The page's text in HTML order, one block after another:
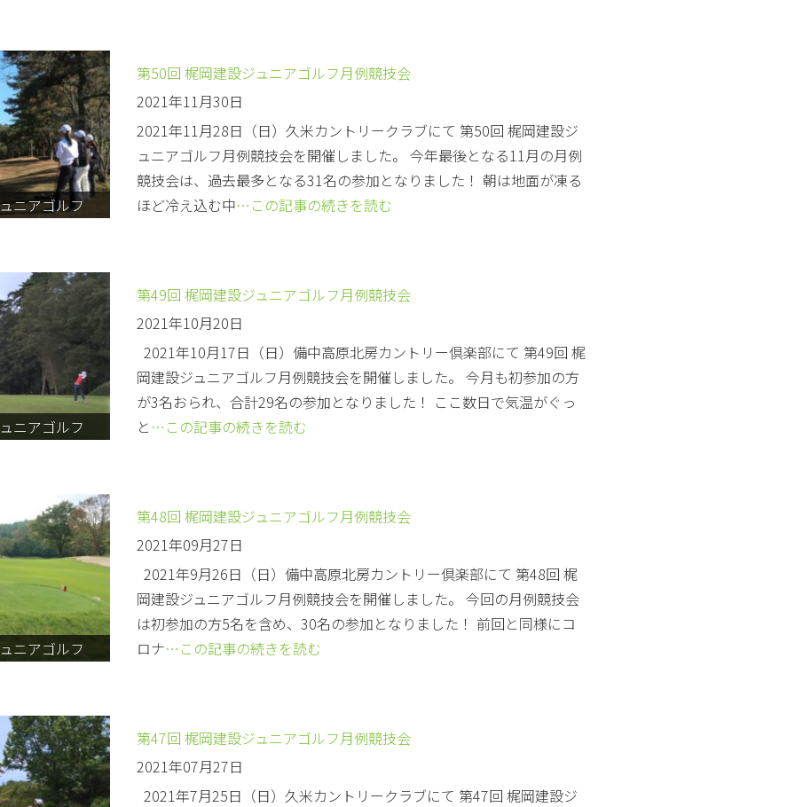
ニアゴルフ
第50回 梶岡建設ジュニアゴルフ月例競技会
2021年11月30日
2021年11月28日（日）久米カントリークラブにて 第50回 梶岡建設ジ
ュニアゴルフ月例競技会を開催しました。 今年最後となる11月の月例
競技会は、過去最多となる31名の参加となりました！ 朝は地面が凍る
ほど冷え込む中…この記事の続きを読む
ニアゴルフ
第49回 梶岡建設ジュニアゴルフ月例競技会
2021年10月20日
2021年10月17日（日）備中高原北房カントリー倶楽部にて 第49回 梶
岡建設ジュニアゴルフ月例競技会を開催しました。 今月も初参加の方
が3名おられ、合計29名の参加となりました！ ここ数日で気温がぐっ
と …この記事の続きを読む
ニアゴルフ
第48回 梶岡建設ジュニアゴルフ月例競技会
2021年09月27日
2021年9月26日（日）備中高原北房カントリー倶楽部にて 第48回 梶
岡建設ジュニアゴルフ月例競技会を開催しました。 今回の月例競技会
は初参加の方5名を含め、30名の参加となりました！ 前回と同様にコ
ロナ…この記事の続きを読む
第47回 梶岡建設ジュニアゴルフ月例競技会
2021年07月27日
2021年7月25日（日）久米カントリークラブにて 第47回 梶岡建設ジ